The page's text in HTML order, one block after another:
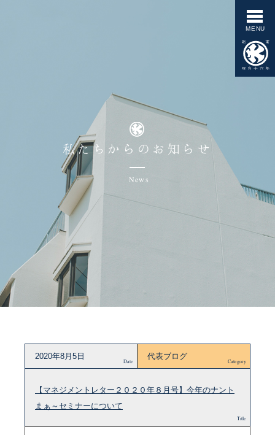
私たちからのお知らせ
News
2020年8月5日
Date
代表ブログ
Category
【マネジメントレター２０２０年８月号】今年のナント
まぁ～セミナーについて
Title